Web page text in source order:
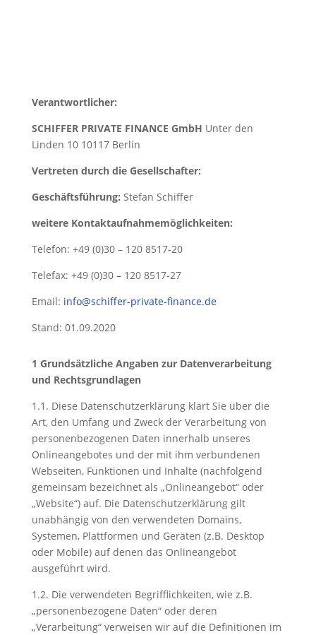
Verantwortlicher:
SCHIFFER PRIVATE FINANCE GmbH Unter den
Linden 10 10117 Berlin
Vertreten durch die Gesellschafter:
Geschäftsführung: Stefan Schiffer
weitere Kontaktaufnahmemöglichkeiten:
Telefon: +49 (0)30 – 120 8517-20
Telefax: +49 (0)30 – 120 8517-27
Email: info@schiffer-private-finance.de
Stand: 01.09.2020
1 Grundsätzliche Angaben zur Datenverarbeitung
und Rechtsgrundlagen
1.1. Diese Datenschutzerklärung klärt Sie über die
Art, den Umfang und Zweck der Verarbeitung von
personenbezogenen Daten innerhalb unseres
Onlineangebotes und der mit ihm verbundenen
Webseiten, Funktionen und Inhalte (nachfolgend
gemeinsam bezeichnet als „Onlineangebot“ oder
„Website“) auf. Die Datenschutzerklärung gilt
unabhängig von den verwendeten Domains,
Systemen, Plattformen und Geräten (z.B. Desktop
oder Mobile) auf denen das Onlineangebot
ausgeführt wird.
1.2. Die verwendeten Begrifflichkeiten, wie z.B.
„personenbezogene Daten“ oder deren
„Verarbeitung“ verweisen wir auf die Definitionen im